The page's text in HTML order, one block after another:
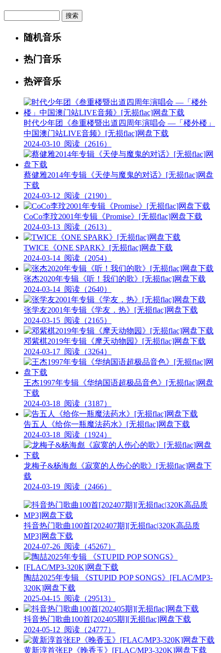
随机音乐
热门音乐
热评音乐
时代少年团《叁重楼暨出道四周年演唱会 —「楼外楼」
中国澳门站LIVE音频》[无损flac]网盘下载
2024-03-10 阅读（2616）
蔡健雅2014年专辑《天使与魔鬼的对话》[无损flac]网盘
下载
2024-03-12 阅读（2190）
CoCo李玟2001年专辑《Promise》[无损flac]网盘下载
2024-03-13 阅读（2613）
TWICE《ONE SPARK》[无损flac]网盘下载
2024-03-14 阅读（2054）
张杰2020年专辑《听！我们的歌》[无损flac]网盘下载
2024-03-14 阅读（2640）
张学友2001年专辑《学友．热》[无损flac]网盘下载
2024-03-15 阅读（2165）
邓紫棋2019年专辑《摩天动物园》[无损flac]网盘下载
2024-03-17 阅读（3264）
王杰1997年专辑《华纳国语超极品音色》[无损flac]网盘
下载
2024-03-18 阅读（3187）
告五人《给你一瓶魔法药水》[无损flac]网盘下载
2024-03-18 阅读（1924）
龙梅子&杨海彪《寂寞的人伤心的歌》[无损flac]网盘下
载
2024-03-19 阅读（2466）
抖音热门歌曲100首[202407期][无损flac|320K高品质
MP3]网盘下载
2024-07-26 阅读（45267）
陶喆2025年专辑 《STUPID POP SONGS》[FLAC/MP3-
320K]网盘下载
2025-04-15 阅读（29513）
抖音热门歌曲100首[202405期][无损flac]网盘下载
2024-05-12 阅读（24777）
黄新淳首张EP《晚香玉》[FLAC/MP3-320K]网盘下载